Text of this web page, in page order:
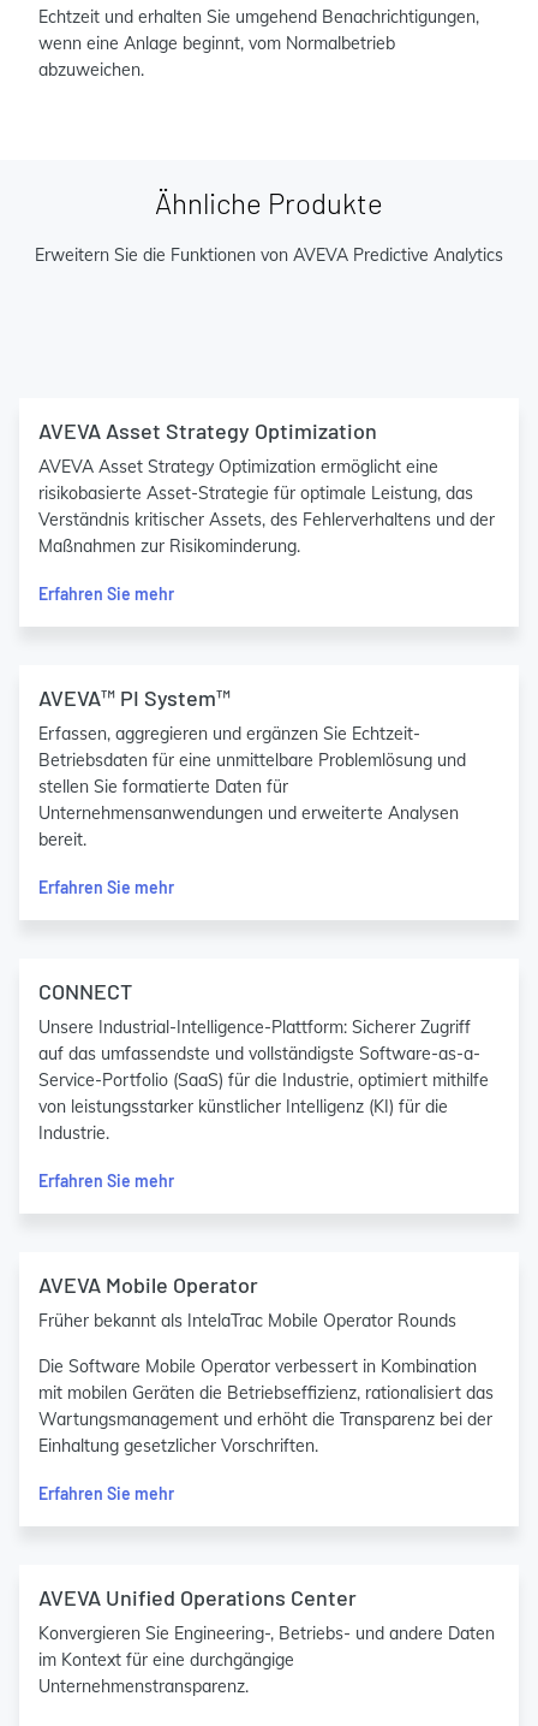
Echtzeit und erhalten Sie umgehend Benachrichtigungen,
wenn eine Anlage beginnt, vom Normalbetrieb
abzuweichen.
Ähnliche Produkte
Erweitern Sie die Funktionen von AVEVA Predictive Analytics
AVEVA Asset Strategy Optimization
AVEVA Asset Strategy Optimization ermöglicht eine
risikobasierte Asset-Strategie für optimale Leistung, das
Verständnis kritischer Assets, des Fehlerverhaltens und der
Maßnahmen zur Risikominderung.
Erfahren Sie mehr
AVEVA™ PI System™
Erfassen, aggregieren und ergänzen Sie Echtzeit-
Betriebsdaten für eine unmittelbare Problemlösung und
stellen Sie formatierte Daten für
Unternehmensanwendungen und erweiterte Analysen
bereit.
Erfahren Sie mehr
CONNECT
Unsere Industrial-Intelligence-Plattform: Sicherer Zugriff
auf das umfassendste und vollständigste Software-as-a-
Service-Portfolio (SaaS) für die Industrie, optimiert mithilfe
von leistungsstarker künstlicher Intelligenz (KI) für die
Industrie.
Erfahren Sie mehr
AVEVA Mobile Operator
Früher bekannt als IntelaTrac Mobile Operator Rounds
Die Software Mobile Operator verbessert in Kombination
mit mobilen Geräten die Betriebseffizienz, rationalisiert das
Wartungsmanagement und erhöht die Transparenz bei der
Einhaltung gesetzlicher Vorschriften.
Erfahren Sie mehr
AVEVA Unified Operations Center
Konvergieren Sie Engineering-, Betriebs- und andere Daten
im Kontext für eine durchgängige
Unternehmenstransparenz.